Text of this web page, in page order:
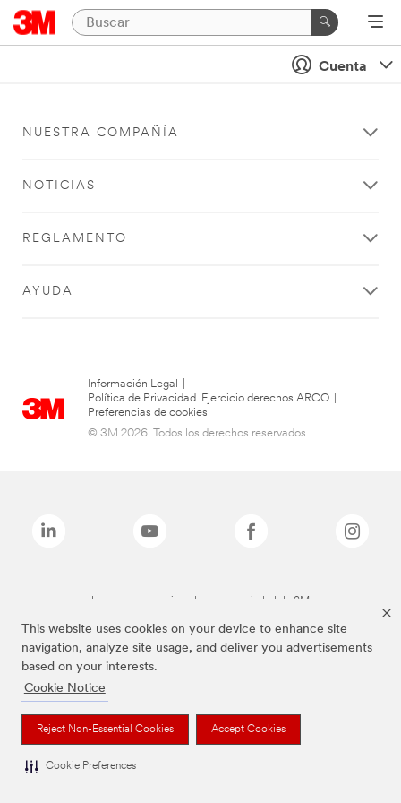
This website uses cookies on your device to enhance site
navigation, analyze site usage, and deliver you advertisements
based on your interests.
Cookie Notice
Reject Non-Essential Cookies Accept Cookies
Cookie Preferences
Cuenta
NUESTRA COMPAÑÍA
NOTICIAS
REGLAMENTO
AYUDA
Información Legal
Política de Privacidad. Ejercicio derechos ARCO
Preferencias de cookies
© 3M 2026. Todos los derechos reservados.
Las marcas mencionadas son propiedad de 3M